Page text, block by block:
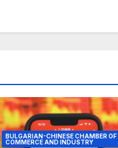
BULGARIAN-CHINESE CHAMBER OF
COMMERCE AND INDUSTRY